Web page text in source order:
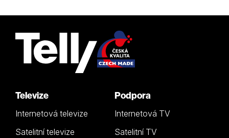
Televize
Internetová televize
Satelitní televize
Podpora
Internetová TV
Satelitní TV